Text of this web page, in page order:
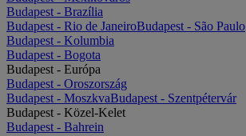
Budapest - Brazília
Budapest - Rio de JaneiroBudapest - São Paulo
Budapest - Kolumbia
Budapest - Bogota
Budapest - Európa
Budapest - Oroszország
Budapest - MoszkvaBudapest - Szentpétervár
Budapest - Közel-Kelet
Budapest - Bahrein